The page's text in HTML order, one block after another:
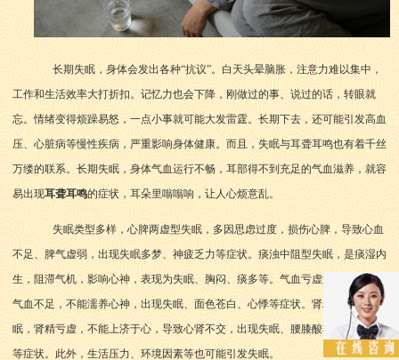
长期失眠，身体会发出各种“抗议”。白天头晕脑胀，注意力难以集中，
工作和生活效率大打折扣。记忆力也会下降，刚做过的事、说过的话，转眼就
忘。情绪变得烦躁易怒，一点小事就可能大发雷霆。长期下去，还可能引发高血
压、心脏病等慢性疾病，严重影响身体健康。而且，失眠与耳聋耳鸣也有着千丝
万缕的联系。长期失眠，身体气血运行不畅，耳部得不到充足的气血滋养，就容
易出现耳聋耳鸣的症状，耳朵里嗡嗡响，让人心烦意乱。
失眠类型多样，心脾两虚型失眠，多因思虑过度，损伤心脾，导致心血
不足、脾气虚弱，出现失眠多梦、神疲乏力等症状。痰浊中阻型失眠，是痰湿内
生，阻滞气机，影响心神，表现为失眠、胸闷、痰多等。气血亏虚型失眠，身体
气血不足，不能濡养心神，出现失眠、面色苍白、心悸等症状。肾精不足型失
眠，肾精亏虚，不能上济于心，导致心肾不交，出现失眠、腰膝酸软、头晕耳鸣
等症状。此外，生活压力、环境因素等也可能引发失眠。